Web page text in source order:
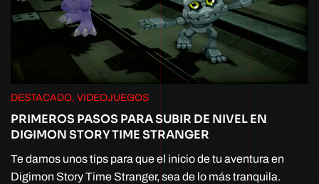
DESTACADO, VIDEOJUEGOS
PRIMEROS PASOS PARA SUBIR DE NIVEL EN
DIGIMON STORY TIME STRANGER
Te damos unos tips para que el inicio de tu aventura en
Digimon Story Time Stranger, sea de lo más tranquila.